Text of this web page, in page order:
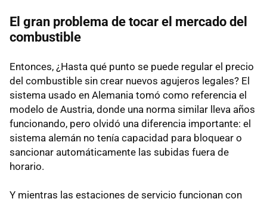
El gran problema de tocar el mercado del
combustible
Entonces, ¿Hasta qué punto se puede regular el precio
del combustible sin crear nuevos agujeros legales? El
sistema usado en Alemania tomó como referencia el
modelo de Austria, donde una norma similar lleva años
funcionando, pero olvidó una diferencia importante: el
sistema alemán no tenía capacidad para bloquear o
sancionar automáticamente las subidas fuera de
horario.
Y mientras las estaciones de servicio funcionan con